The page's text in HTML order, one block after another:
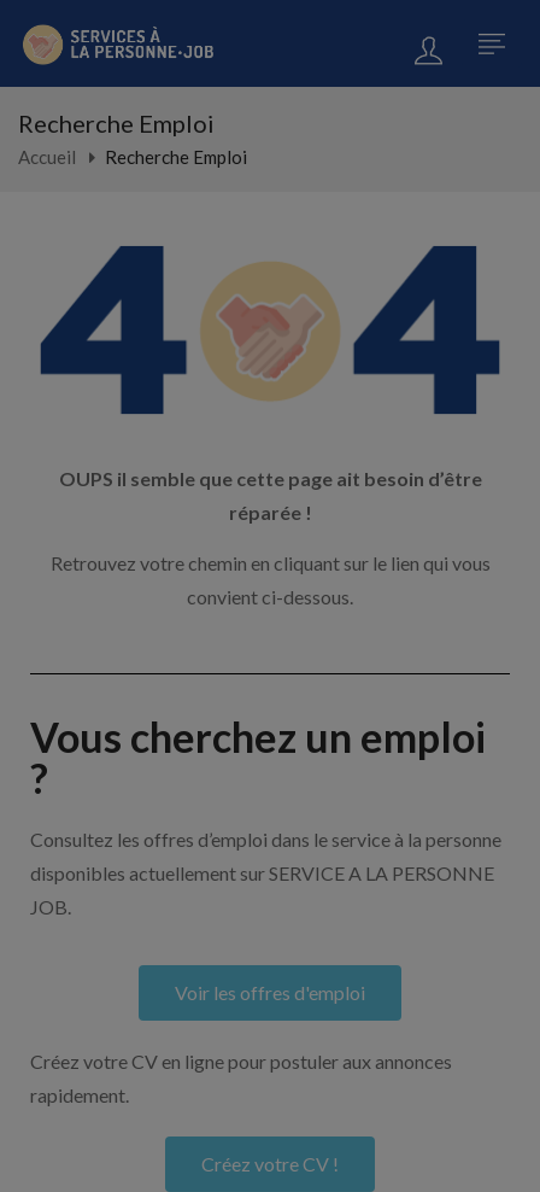
Recherche Emploi
Accueil Recherche Emploi
OUPS il semble que cette page ait besoin d’être
réparée !
Retrouvez votre chemin en cliquant sur le lien qui vous
convient ci-dessous.
Vous cherchez un emploi
?
Consultez les offres d’emploi dans le service à la personne
disponibles actuellement sur SERVICE A LA PERSONNE
JOB.
Voir les offres d'emploi
Créez votre CV en ligne pour postuler aux annonces
rapidement.
Créez votre CV !